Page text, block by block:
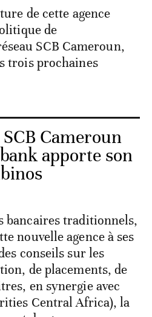
de cette agence
de
SCB Cameroun,
trois prochaines
SCB Cameroun
apporte son
bancaires traditionnels,
nouvelle agence à ses
conseils sur les
de placements, de
en synergie avec
Central Africa), la